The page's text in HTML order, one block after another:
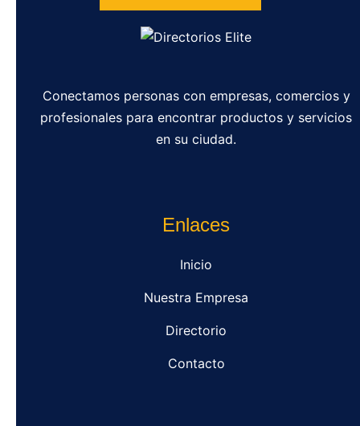
Conectamos personas con empresas, comercios y
profesionales para encontrar productos y servicios
en su ciudad.
Enlaces
Inicio
Nuestra Empresa
Directorio
Contacto